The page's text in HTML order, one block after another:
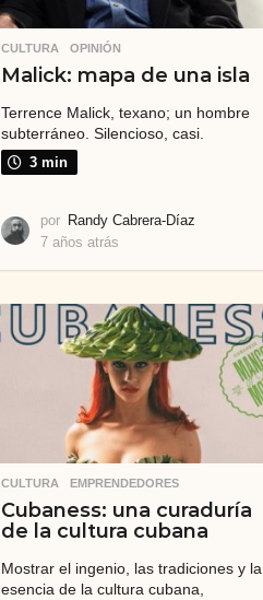
CULTURA ,OPINIÓN
Malick: mapa de una isla
Terrence Malick, texano; un hombre
subterráneo. Silencioso, casi.
3 min
por Randy Cabrera-Díaz
7 años atrás
o
s
a
t
r
s
CULTURA ,EMPRENDEDORES
Cubaness: una curaduría
de la cultura cubana
Mostrar el ingenio, las tradiciones y la
esencia de la cultura cubana,